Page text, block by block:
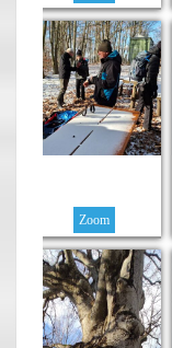
Zoom